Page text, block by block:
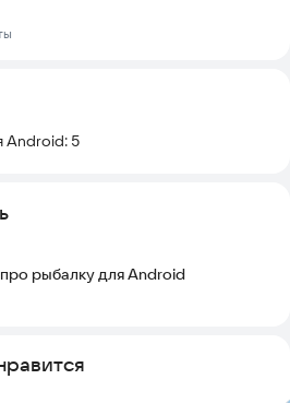
Android: 5
рыбалку для Android